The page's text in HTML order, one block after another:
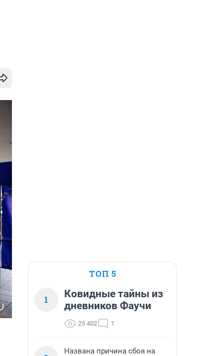
ТОП 5
1
Ковидные тайны из
дневников Фаучи
25 402 1
Названа причина сбоя на